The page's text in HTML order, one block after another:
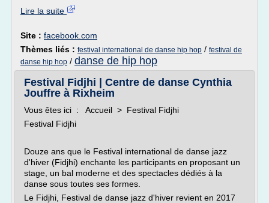
Lire la suite
Site : facebook.com
Thèmes liés : festival international de danse hip hop / festival de
danse hip hop / danse de hip hop
Festival Fidjhi | Centre de danse Cynthia
Jouffre à Rixheim
Vous êtes ici : Accueil > Festival Fidjhi
Festival Fidjhi
Douze ans que le Festival international de danse jazz
d'hiver (Fidjhi) enchante les participants en proposant un
stage, un bal moderne et des spectacles dédiés à la
danse sous toutes ses formes.
Le Fidjhi, Festival de danse jazz d'hiver revient en 2017